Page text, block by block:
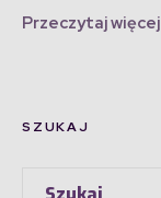
Przeczytaj więcej
SZUKAJ